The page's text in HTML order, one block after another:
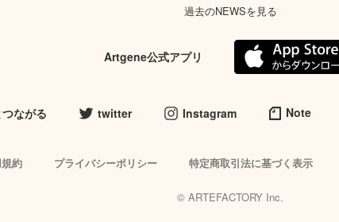
過去のNEWSを見る
Artgene公式アプリ
ながる twitter Instagram Note
約 プライバシーポリシー 特定商取引法に基づく表示
© ARTEFACTORY Inc.